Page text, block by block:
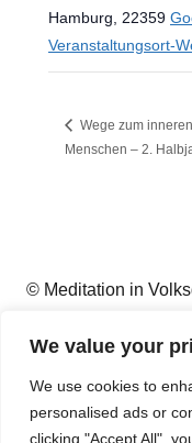
We value your
We use cookies to
personalised ads or
clicking "Accept All",
Hamburg
22359
Veranstaltungsort-
Wege zum inneren
Menschen – 2.
© Meditation in
Datenschutz